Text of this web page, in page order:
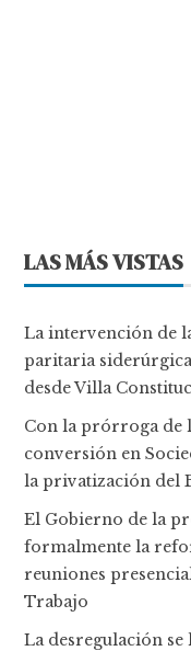
LAS MÁS VISTAS
La intervención de
paritaria
desde Villa
Con la prórroga de
conversión en
la privatización del
El Gobierno de la
formalmente la
reuniones
Trabajo
La desregulación